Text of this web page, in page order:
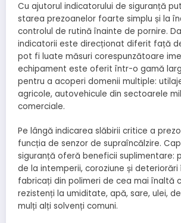
Cu ajutorul indicatorului de siguranță
starea prezoanelor foarte simplu și la
controlul de rutină înainte de pornire.
indicatorii este direcționat diferit față
pot fi luate măsuri corespunzătoare
echipament este oferit într-o gamă
pentru a acoperi domenii multiple:
agricole, autovehicule din sectoarele
comerciale.
Pe lângă indicarea slăbirii critice a
funcția de senzor de supraîncălzire.
siguranță oferă beneficii suplimentare:
de la intemperii, coroziune și
fabricați din polimeri de cea mai înaltă
rezistenți la umiditate, apă, sare, ulei,
mulți alți solvenți comuni.